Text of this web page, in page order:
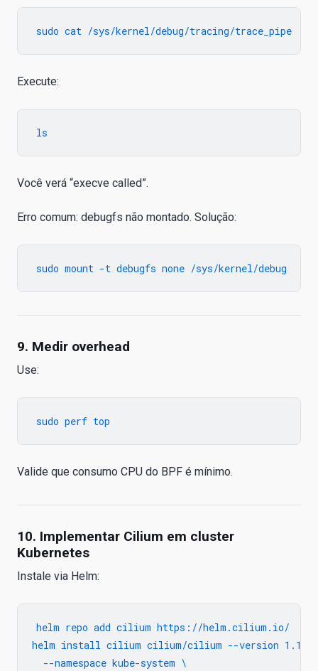
Execute:
Você verá “execve called”.
Erro comum: debugfs não montado. Solução:
9. Medir overhead
Use:
Valide que consumo CPU do BPF é mínimo.
10. Implementar Cilium em cluster
Kubernetes
Instale via Helm:
helm repo add cilium https://helm.cilium.io/
helm install cilium cilium/cilium --version
  --namespace kube-system \